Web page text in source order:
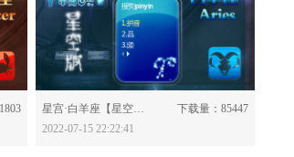
分享：
星宫·白羊座【星空版】-628416
下载量：85447
2022-07-15 22:22:41